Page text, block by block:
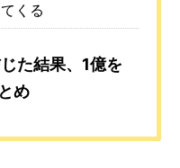
くる
た結果、1億を
め